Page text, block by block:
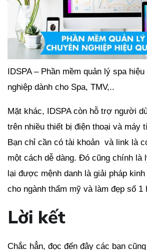
IDSPA – Phần mềm quản lý spa
nghiệp dành cho Spa, TMV,..
Mặt khác, IDSPA còn hỗ trợ người
trên nhiều thiết bị điện thoại và máy
Bạn chỉ cần có tài khoản và link là
một cách dễ dàng. Đó cũng chính là
lại được mệnh danh là giải pháp
cho ngành thẩm mỹ và làm đẹp số 1
Lời kết
Chắc hẳn, đọc đến đây các bạn